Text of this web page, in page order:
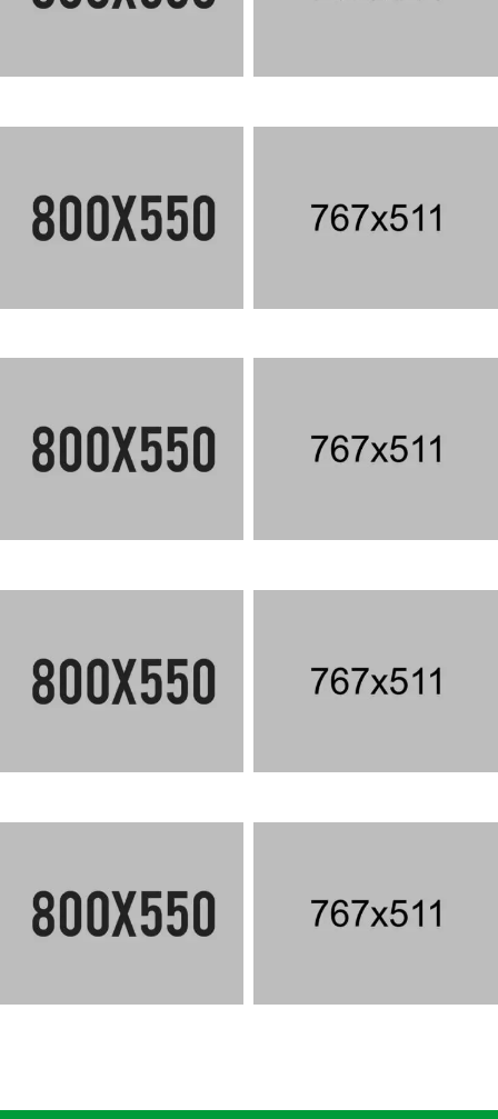
SHAKER CLASSIC CORPORATE CONCEPT
SAVANNAH WALNUT CORPORATE TOWER
CRANFORD PHOENIX SEA SIDE RESIDENCE
ECO FRIENDLY ECO FRIENDLY VILLA